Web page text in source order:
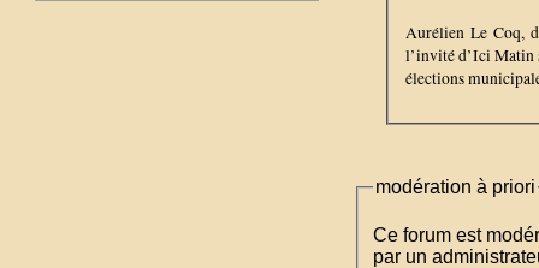
Aurélien Le Coq,
l’invité d’Ici Matin
élections
modération à priori
Ce forum est
par un